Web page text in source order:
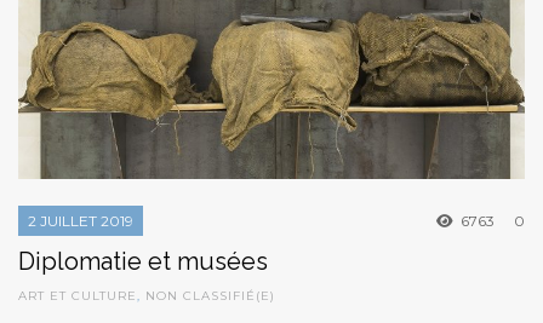
2 JUILLET 2019 6763 0
Diplomatie et musées
ART ET CULTURE, NON CLASSIFIÉ(E)